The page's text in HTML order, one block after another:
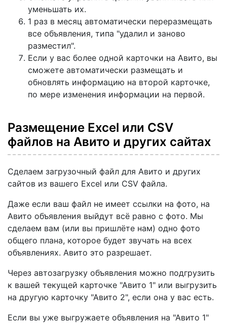
уменьшать их.
1 раз в месяц автоматически переразмещать
все объявления, типа "удалил и заново
разместил".
Если у вас более одной карточки на Авито, вы
сможете автоматически размещать и
обновлять информацию на второй карточке,
по мере изменения информации на первой.
Размещение Excel или CSV
файлов на Авито и других сайтах
Сделаем загрузочный файл для Авито и других
сайтов из вашего Excel или CSV файла.
Даже если ваш файл не имеет ссылки на фото, на
Авито объявления выйдут всё равно с фото. Мы
сделаем вам (или вы пришлёте нам) одно фото
общего плана, которое будет звучать на всех
объявлениях. Авито это разрешает.
Через автозагрузку объявления можно подгрузить
к вашей текущей карточке "Авито 1" или выгрузить
на другую карточку "Авито 2", если она у вас есть.
Если вы уже выгружаете объявления на "Авито 1"